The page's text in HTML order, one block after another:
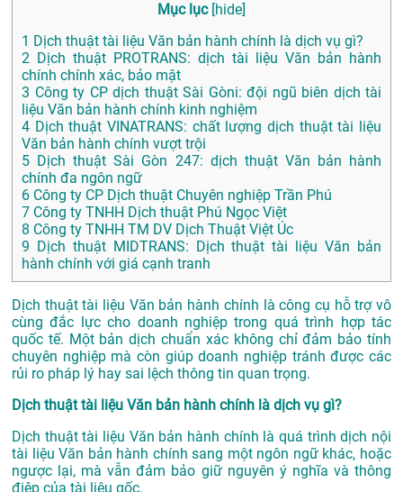
Mục lục [hide]
1 Dịch thuật tài liệu Văn bản hành chính là dịch vụ gì?
2 Dịch thuật PROTRANS: dịch tài liệu Văn bản hành
chính chính xác, bảo mật
3 Công ty CP dịch thuật Sài Gòni: đội ngũ biên dịch tài
liệu Văn bản hành chính kinh nghiệm
4 Dịch thuật VINATRANS: chất lượng dịch thuật tài liệu
Văn bản hành chính vượt trội
5 Dịch thuật Sài Gòn 247: dịch thuật Văn bản hành
chính đa ngôn ngữ
6 Công ty CP Dịch thuật Chuyên nghiệp Trần Phú
7 Công ty TNHH Dịch thuật Phú Ngọc Việt
8 Công ty TNHH TM DV Dịch Thuật Việt Úc
9 Dịch thuật MIDTRANS: Dịch thuật tài liệu Văn bản
hành chính với giá cạnh tranh
Dịch thuật tài liệu Văn bản hành chính là công cụ hỗ trợ vô
cùng đắc lực cho doanh nghiệp trong quá trình hợp tác
quốc tế. Một bản dịch chuẩn xác không chỉ đảm bảo tính
chuyên nghiệp mà còn giúp doanh nghiệp tránh được các
rủi ro pháp lý hay sai lệch thông tin quan trọng.
Dịch thuật tài liệu Văn bản hành chính là dịch vụ gì?
Dịch thuật tài liệu Văn bản hành chính là quá trình dịch nội
tài liệu Văn bản hành chính sang một ngôn ngữ khác, hoặc
ngược lại, mà vẫn đảm bảo giữ nguyên ý nghĩa và thông
điệp của tài liệu gốc.